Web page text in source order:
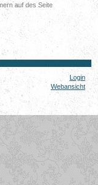
auf des Seite
Login
Webansicht